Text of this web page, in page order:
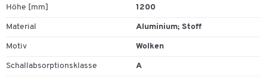
Montage
L 1200 x B 800 mm
NachhallzeitSie gibt an, wie lange ein Schallereignis braucht, um
Höhe [mm] 1200
Material Aluminium; Stoff
Motiv Wolken
Schallabsorptionsklasse A